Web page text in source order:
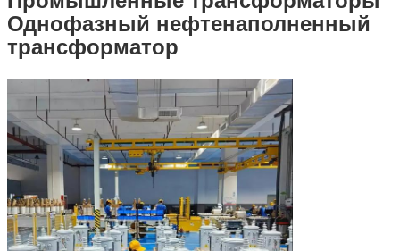
Однофазный нефтенаполненный
трансформатор